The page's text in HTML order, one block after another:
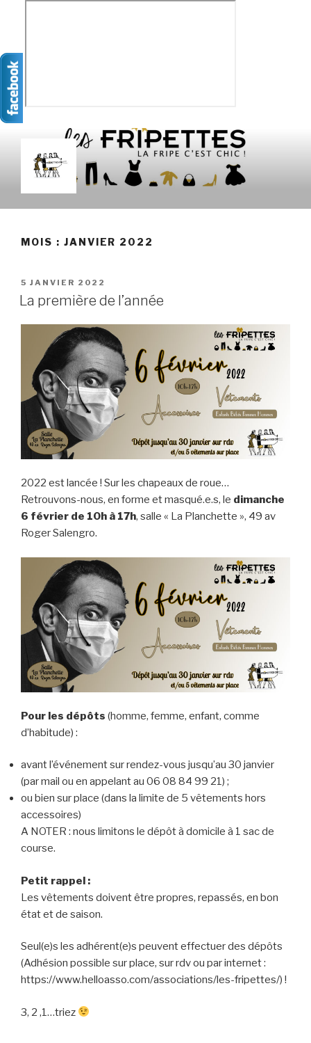
contenu
LES FRIPETTES
MOIS : JANVIER 2022
PUBLIÉ
LE
5 JANVIER 2022
La première de l’année
2022 est lancée ! Sur les chapeaux de roue…
Retrouvons-nous, en forme et masqué.e.s, le dimanche
6 février de 10h à 17h, salle « La Planchette », 49 av
Roger Salengro.
Pour les dépôts (homme, femme, enfant, comme
d’habitude) :
avant l’événement sur rendez-vous jusqu’au 30 janvier
(par mail ou en appelant au ‭06 08 84 99 21‬) ;
ou bien sur place (dans la limite de 5 vêtements hors
accessoires)
A NOTER : nous limitons le dépôt à domicile à 1 sac de
course.
Petit rappel :
Les vêtements doivent être propres, repassés, en bon
état et de saison.
Seul(e)s les adhérent(e)s peuvent effectuer des dépôts
(Adhésion possible sur place, sur rdv ou par internet :
https://www.helloasso.com/associations/les-fripettes/) !
3, 2 ,1…triez